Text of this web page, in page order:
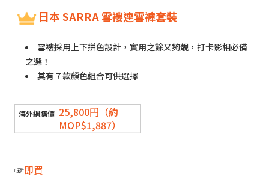
日本 SARRA 雪褸連雪褲套裝
雪褸採用上下拼色設計，實用之餘又夠靚，打卡影相必備
之選！
其有 7 款顏色組合可供選擇
25,800円（約
MOP$1,887）
☞即買